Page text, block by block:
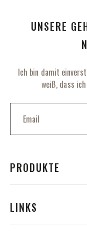
UNSERE
Ich bin damit
weiß, dass
M
d
S
i
e
i
c
h
PRODUKTE
LINKS